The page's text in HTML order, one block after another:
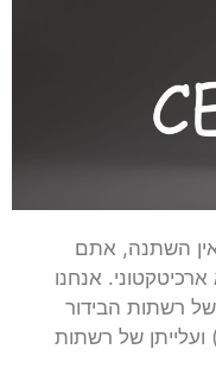
השתנה, אתם
אנחנו
רשתות הבידור
והפנאי (Entertainment Networks) ועלייתן של רשתות